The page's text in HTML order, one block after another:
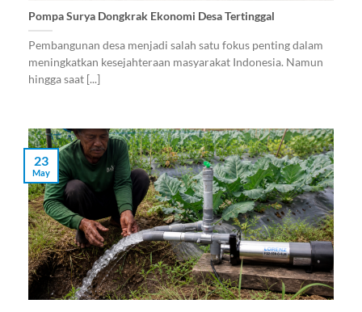
Pompa Surya Dongkrak Ekonomi Desa Tertinggal
Pembangunan desa menjadi salah satu fokus penting dalam
meningkatkan kesejahteraan masyarakat Indonesia. Namun
hingga saat [...]
23
May